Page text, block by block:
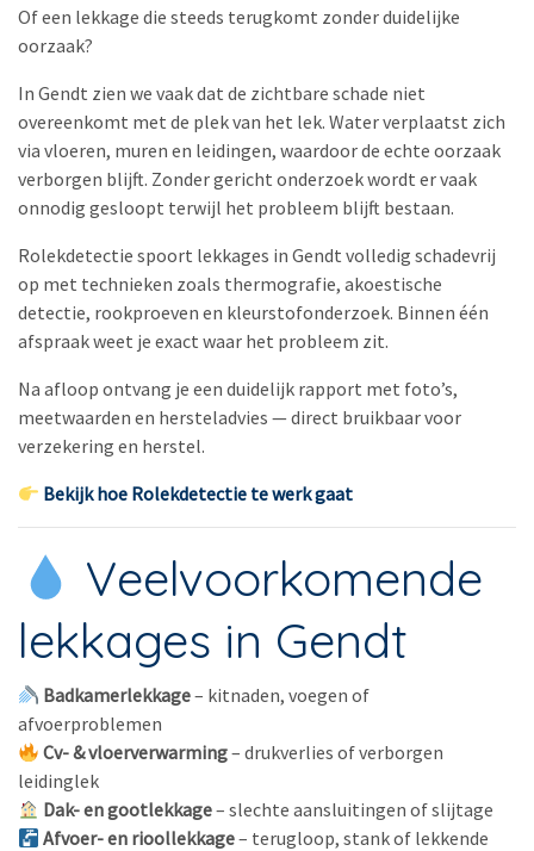
Of een lekkage die steeds terugkomt zonder duidelijke
oorzaak?
In Gendt zien we vaak dat de zichtbare schade niet
overeenkomt met de plek van het lek. Water verplaatst zich
via vloeren, muren en leidingen, waardoor de echte oorzaak
verborgen blijft. Zonder gericht onderzoek wordt er vaak
onnodig gesloopt terwijl het probleem blijft bestaan.
Rolekdetectie spoort lekkages in Gendt volledig schadevrij
op met technieken zoals thermografie, akoestische
detectie, rookproeven en kleurstofonderzoek. Binnen één
afspraak weet je exact waar het probleem zit.
Na afloop ontvang je een duidelijk rapport met foto’s,
meetwaarden en hersteladvies — direct bruikbaar voor
verzekering en herstel.
Bekijk hoe Rolekdetectie te werk gaat
Veelvoorkomende
lekkages in Gendt
Badkamerlekkage– kitnaden, voegen of
afvoerproblemen
Cv- & vloerverwarming– drukverlies of verborgen
leidinglek
Dak- en gootlekkage– slechte aansluitingen of slijtage
Afvoer- en rioollekkage– terugloop, stank of lekkende